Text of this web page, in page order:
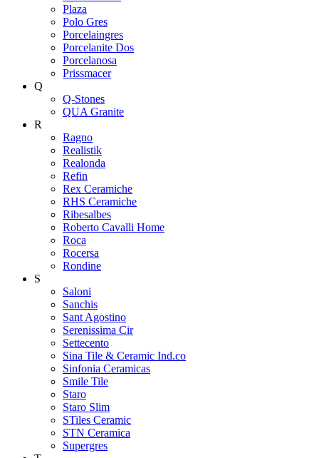
Plaza
Polo Gres
Porcelaingres
Porcelanite Dos
Porcelanosa
Prissmacer
Q
Q-Stones
QUA Granite
R
Ragno
Realistik
Realonda
Refin
Rex Ceramiche
RHS Ceramiche
Ribesalbes
Roberto Cavalli Home
Roca
Rocersa
Rondine
S
Saloni
Sanchis
Sant Agostino
Serenissima Cir
Settecento
Sina Tile & Ceramic Ind.co
Sinfonia Ceramicas
Smile Tile
Staro
Staro Slim
STiles Ceramic
STN Ceramica
Supergres